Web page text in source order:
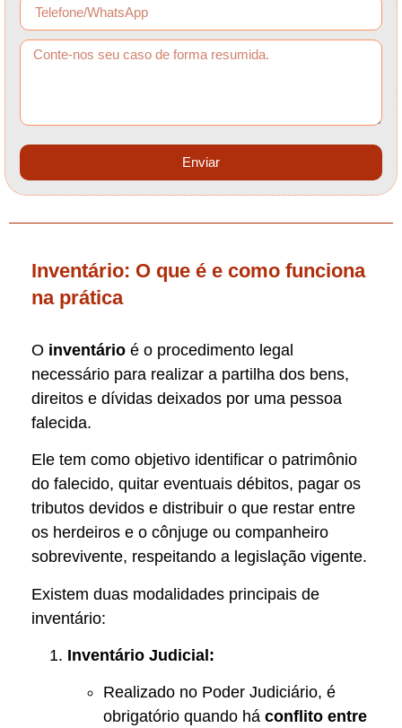
Enviar
Inventário: O que é e como funciona
na prática
O inventário é o procedimento legal
necessário para realizar a partilha dos bens,
direitos e dívidas deixados por uma pessoa
falecida.
Ele tem como objetivo identificar o patrimônio
do falecido, quitar eventuais débitos, pagar os
tributos devidos e distribuir o que restar entre
os herdeiros e o cônjuge ou companheiro
sobrevivente, respeitando a legislação vigente.
Existem duas modalidades principais de
inventário:
Inventário Judicial:
Realizado no Poder Judiciário, é
obrigatório quando há conflito entre